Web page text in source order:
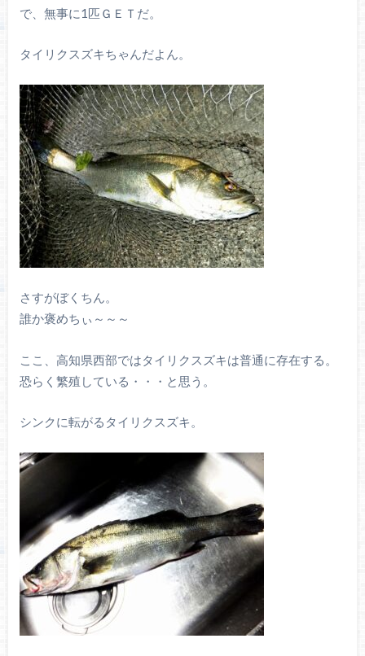
で、無事に1匹ＧＥＴだ。
タイリクスズキちゃんだよん。
さすがぼくちん。
誰か褒めちぃ～～～
ここ、高知県西部ではタイリクスズキは普通に存在する。
恐らく繁殖している・・・と思う。
シンクに転がるタイリクスズキ。